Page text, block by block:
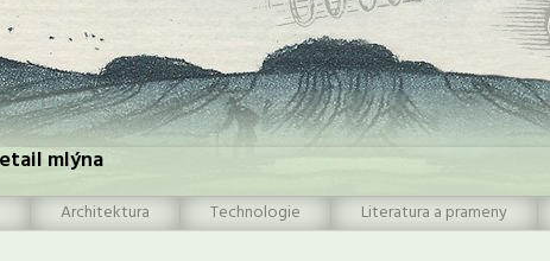
mlýna
Architektura Technologie Literatura a prameny